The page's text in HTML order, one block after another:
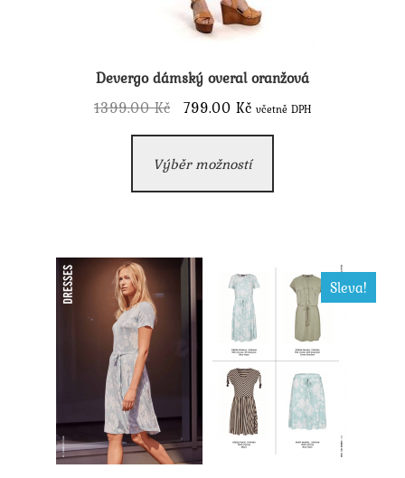
Devergo dámský overal oranžová
1399.00Kč
Původní
cena
byla:
799.00 KčAktuální
cena
je:
včetně DPH
Výběr možností
má
Možnosti
vybrat
stránce
produktu
Sleva!